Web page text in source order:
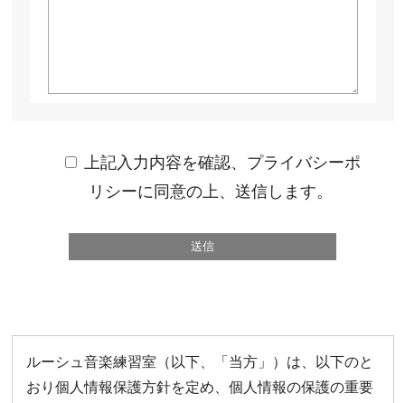
上記入力内容を確認、プライバシーポ
リシーに同意の上、送信します。
ルーシュ音楽練習室（以下、「当方」）は、以下のと
おり個人情報保護方針を定め、個人情報の保護の重要